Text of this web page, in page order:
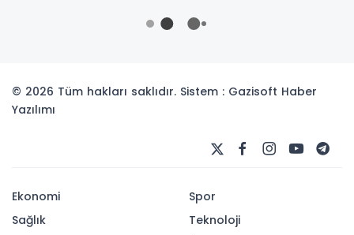
© 2026 Tüm hakları saklıdır. Sistem : Gazisoft Haber
Yazılımı
Ekonomi
Sağlık
Spor
Teknoloji